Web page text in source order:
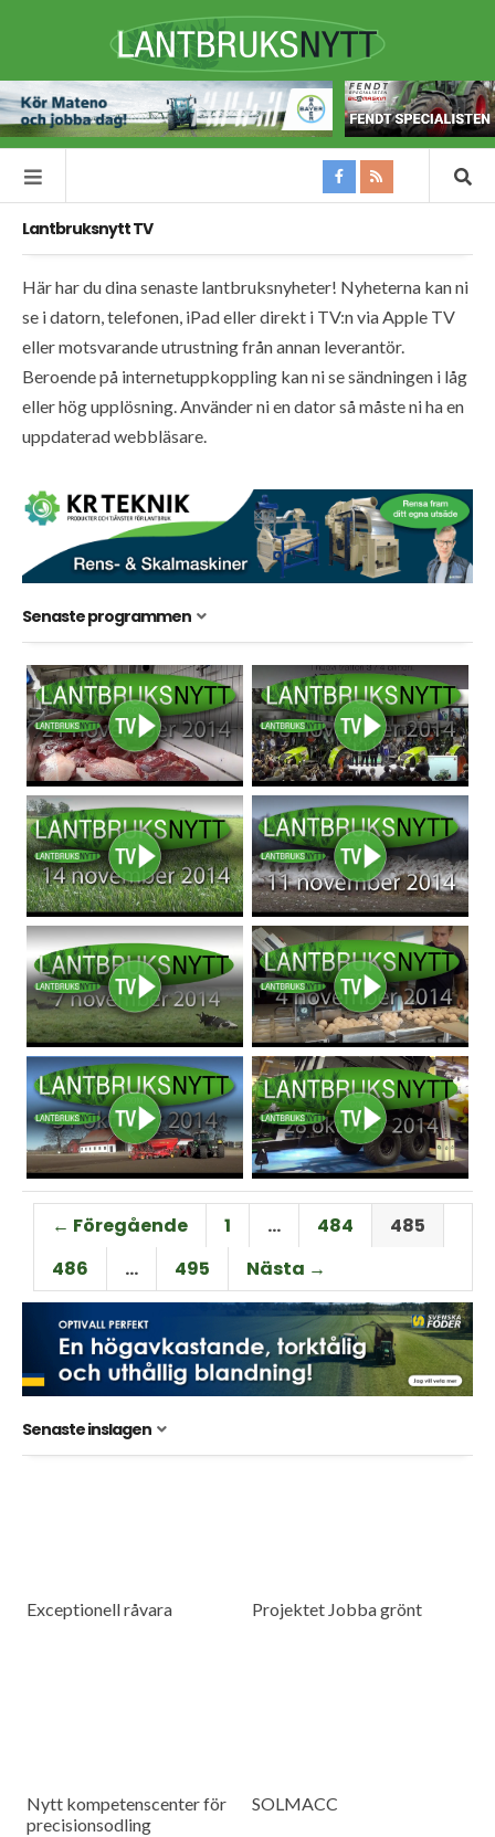
Lantbruksnytt TV
Här har du dina senaste lantbruksnyheter! Nyheterna kan ni
se i datorn, telefonen, iPad eller direkt i TV:n via Apple TV
eller motsvarande utrustning från annan leverantör.
Beroende på internetuppkoppling kan ni se sändningen i låg
eller hög upplösning. Använder ni en dator så måste ni ha en
uppdaterad webbläsare.
Senaste programmen
← Föregående 1 … 484
485
486
… 495 Nästa →
Senaste inslagen
Exceptionell råvara Projektet Jobba grönt
Nytt kompetenscenter för
precisionsodling
SOLMACC